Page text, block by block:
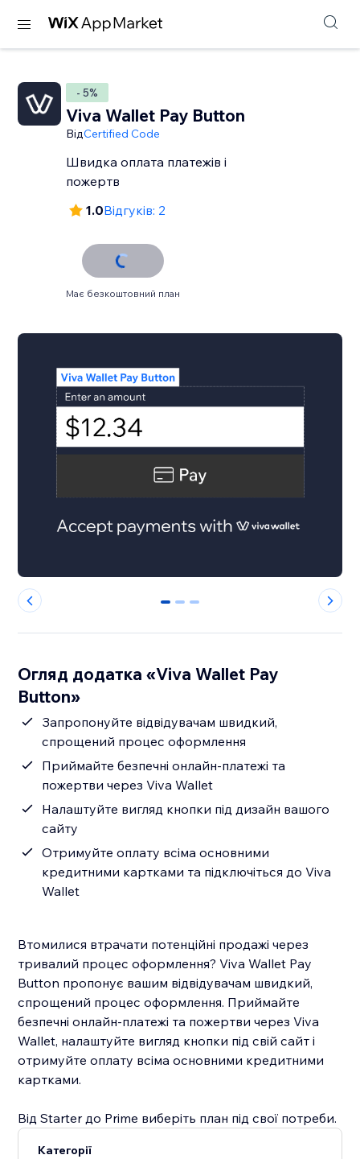
- 5%
Viva Wallet Pay Button
ВідCertified Code
Швидка оплата платежів і
пожертв
1.0Відгуків: 2
Має безкоштовний план
0 1 2
Огляд додатка «Viva Wallet Pay
Button»
Запропонуйте відвідувачам швидкий,
спрощений процес оформлення
Приймайте безпечні онлайн-платежі та
пожертви через Viva Wallet
Налаштуйте вигляд кнопки під дизайн вашого
сайту
Отримуйте оплату всіма основними
кредитними картками та підключіться до Viva
Wallet
Втомилися втрачати потенційні продажі через
тривалий процес оформлення? Viva Wallet Pay
Button пропонує вашим відвідувачам швидкий,
спрощений процес оформлення. Приймайте
безпечні онлайн-платежі та пожертви через Viva
Wallet, налаштуйте вигляд кнопки під свій сайт і
отримуйте оплату всіма основними кредитними
картками.
Від Starter до Prime виберіть план під свої потреби.
Категорії